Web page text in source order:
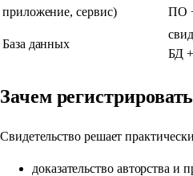
приложение, сервис)
ПО
База данных
БД +
Зачем
Свидетельство решает
доказательство авторства и